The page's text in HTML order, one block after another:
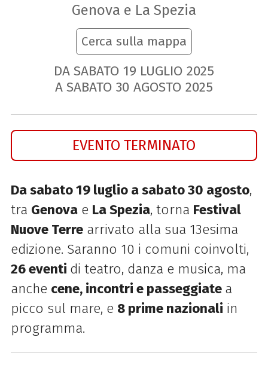
Genova e La Spezia
Cerca sulla mappa
DA SABATO 19 LUGLIO 2025
A SABATO 30 AGOSTO 2025
EVENTO TERMINATO
Da sabato 19 luglio a sabato 30 agosto,
tra Genovae La Spezia, torna Festival
Nuove Terrearrivato alla sua 13esima
edizione. Saranno 10 i comuni coinvolti,
26 eventi di teatro, danza e musica, ma
anche cene, incontri e passeggiate a
picco sul mare, e 8 prime nazionali in
programma.